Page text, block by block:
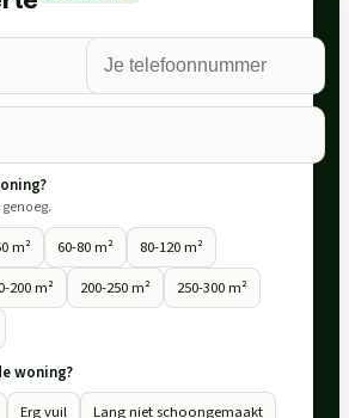
m² 60-80 m²
80-120 m²
200 m² 200-250 m²
250-300 m²
woning?
Erg vuil
Lang niet schoongemaakt